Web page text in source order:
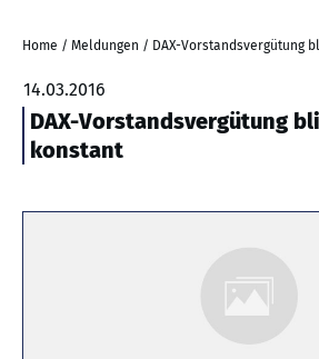
Home / Meldungen /
14.03.2016
DAX-Vorstandsvergütung
konstant